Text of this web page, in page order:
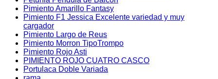
Pimiento Amarillo Fantasy
Pimiento F1 Jessica Excelente variedad y muy
cargador
Pimiento Largo de Reus
Pimiento Morron TipoTrompo
Pimiento Rojo Asti
PIMIENTO ROJO CUATRO CASCO
Portulaca Doble Variada